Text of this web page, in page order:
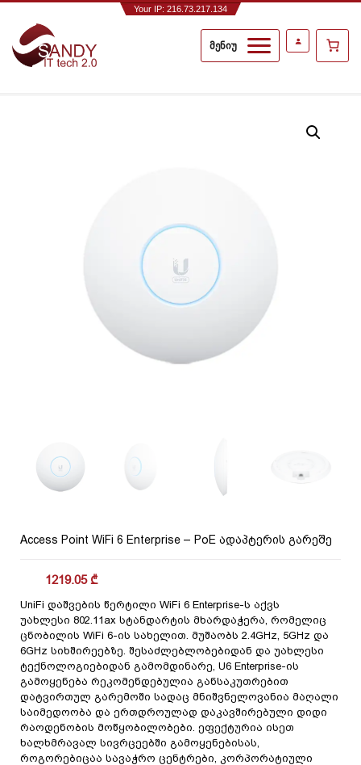
Your IP: 216.73.217.134
მენიუ
Access Point WiFi 6 Enterprise – PoE ადაპტერის გარეშე
1219.05₾
UniFi დაშვების წერტილი WiFi 6 Enterprise-ს აქვს
უახლესი 802.11ax სტანდარტის მხარდაჭერა, რომელიც
ცნობილის WiFi 6-ის სახელით. მუშაობს 2.4GHz, 5GHz და
6GHz სიხშირეებზე. შესაძლებლობებიდან და უახლესი
ტექნოლოგიებიდან გამომდინარე, U6 Enterprise-ის
გამოყენება რეკომენდებულია განსაკუთრებით
დატვირთულ გარემოში სადაც მნიშვნელოვანია მაღალი
საიმედოობა და ერთდროულად დაკავშირებული დიდი
რაოდენობის მოწყობილობები. ეფექტურია ისეთ
ხალხმრავალ სივრცეებში გამოყენებისას,
როგორებიცაა სავაჭრო ცენტრები, კორპორატიული